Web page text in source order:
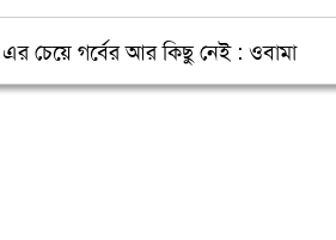
এর চেয়ে গর্বের আর কিছু নেই : ওবামা